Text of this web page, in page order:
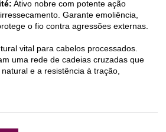
Ativo nobre com potente ação
Garante emoliência,
o fio contra agressões externas.
vital para cabelos processados.
uma rede de cadeias cruzadas que
e a resistência à tração,